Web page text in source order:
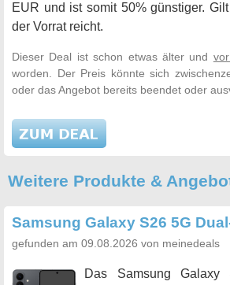
EUR und ist somit 50% günstiger.
der Vorrat reicht.
Dieser Deal ist schon etwas älter und
worden. Der Preis könnte sich
oder das Angebot bereits beendet oder
Weitere Produkte &
Samsung Galaxy S26 5G
gefunden am 09.08.2026 von meinedeals
Das Samsung Galaxy